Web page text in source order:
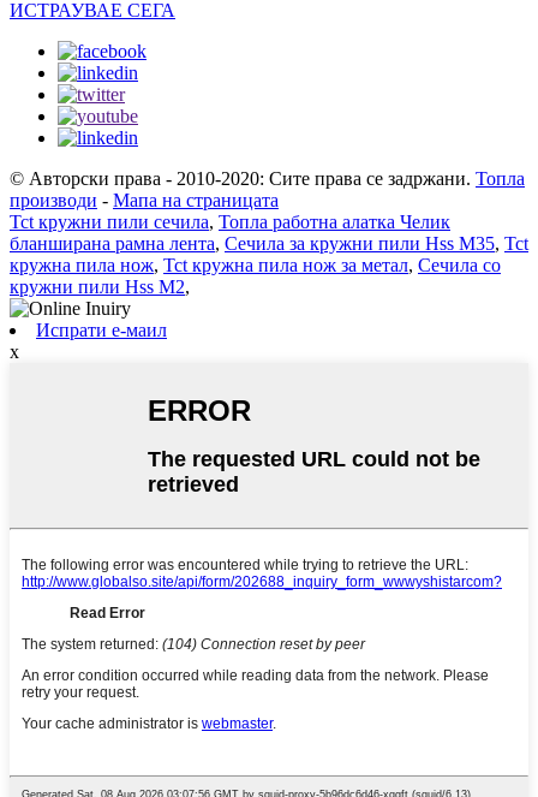
ИСТРАУВАЕ СЕГА
© Авторски права - 2010-2020: Сите права се задржани. Топла
производи - Мапа на страницата
Tct кружни пили сечила, Топла работна алатка Челик
бланширана рамна лента, Сечила за кружни пили Hss M35, Tct
кружна пила нож, Tct кружна пила нож за метал, Сечила со
кружни пили Hss M2,
Испрати е-маил
x